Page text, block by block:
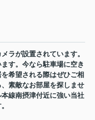
ラが設置されています。
す。今なら駐車場に空き
希望される際はぜひご相
素敵なお部屋を探しませ
線南摂津付近に強い当社